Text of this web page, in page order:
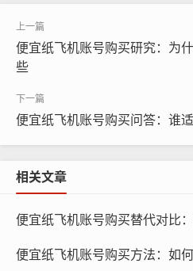
时处理账号中的垃圾信息，账
患，例如密码设置过于简单，
为了延长账号的有效期,我们需
便宜纸飞机账号购买研究：为
些
便宜纸飞机账号购买问答：谁
相关文章
便宜纸飞机账号购买方法：如